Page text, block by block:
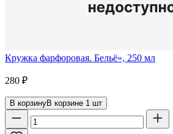
Кружка фарфоровая. Бельё», 250 мл
280 ₽
В корзинуВ корзине 1 шт